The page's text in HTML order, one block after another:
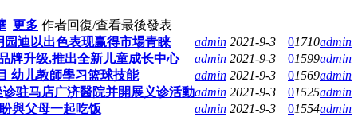
更多 作者回復/查看最後發表
迪以出色表现赢得市場青睐
admin 2021-9-3 01710admin
牌升级,推出全新儿童成长中心
admin 2021-9-3 01599admin
幼儿教師學习篮球技能
admin 2021-9-3 01569admin
驻马店广济醫院并開展义诊活動admin 2021-9-3 01525admin
與父母一起吃饭
admin 2021-9-3 01554admin